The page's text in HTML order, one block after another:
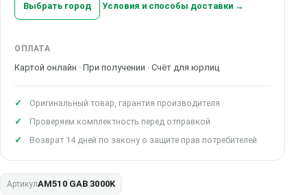
АртикулAM510 GAB 3000K
Выбрать город Условия и способы доставки →
ОПЛАТА
Картой онлайн · При получении · Счёт для юрлиц
Оригинальный товар, гарантия производителя
Проверяем комплектность перед отправкой
Возврат 14 дней по закону о защите прав потребителей